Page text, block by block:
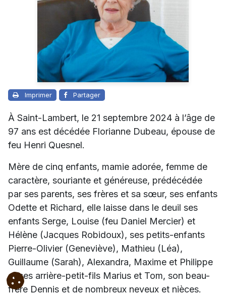
Imprimer Partager
À Saint-Lambert, le 21 septembre 2024 à l’âge de
97 ans est décédée Florianne Dubeau, épouse de
feu Henri Quesnel.
Mère de cinq enfants, mamie adorée, femme de
caractère, souriante et généreuse, prédécédée
par ses parents, ses frères et sa sœur, ses enfants
Odette et Richard, elle laisse dans le deuil ses
enfants Serge, Louise (feu Daniel Mercier) et
Hélène (Jacques Robidoux), ses petits-enfants
Pierre-Olivier (Geneviève), Mathieu (Léa),
Guillaume (Sarah), Alexandra, Maxime et Philippe
et ses arrière-petit-fils Marius et Tom, son beau-
frère Dennis et de nombreux neveux et nièces.